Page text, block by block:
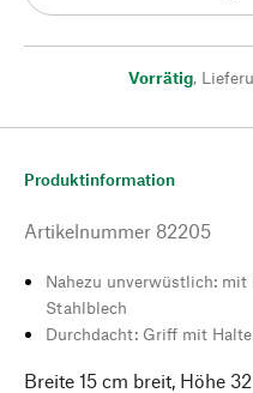
Vorrätig,
Produktinformation
Artikelnummer 82205
Nahezu unverwüstlich: mit
Stahlblech
Durchdacht: Griff mit
Breite 15 cm breit, Höhe